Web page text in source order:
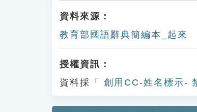
資料來源：
教育部國語辭典簡編本_起來
授權資訊：
資料採「
創用CC-姓名標示-